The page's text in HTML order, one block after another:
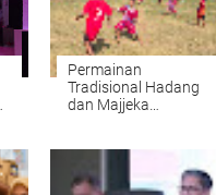
Permainan
Tradisional Hadang
dan Majjeka